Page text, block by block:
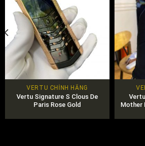
VERTU CHÍNH HÃNG
Vertu Signature S Clous De
Paris Rose Gold
Mother